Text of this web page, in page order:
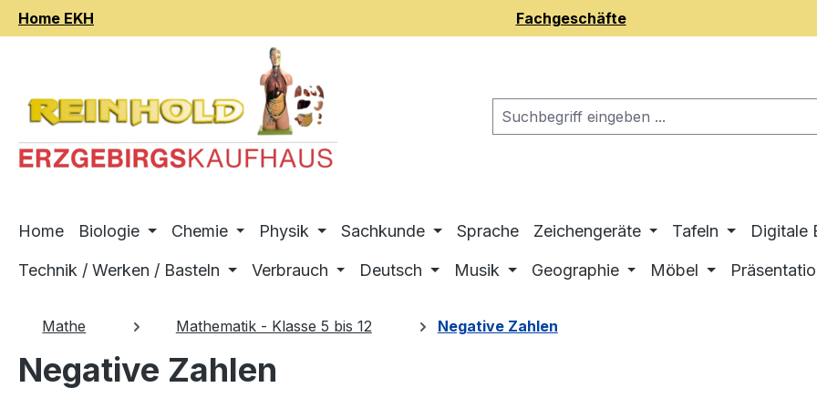
Hauptinhalt springen
Zur Suche springen
Zur Hauptnavigation springen
Home EKH Fachgeschäfte
Home Biologie Chemie Physik Sachkunde Sprache Zeichengeräte Tafeln Digitale
Technik / Werken / Basteln Verbrauch Deutsch Musik Geographie Möbel
Mathe Mathematik - Klasse 5 bis 12 Negative Zahlen
Negative Zahlen